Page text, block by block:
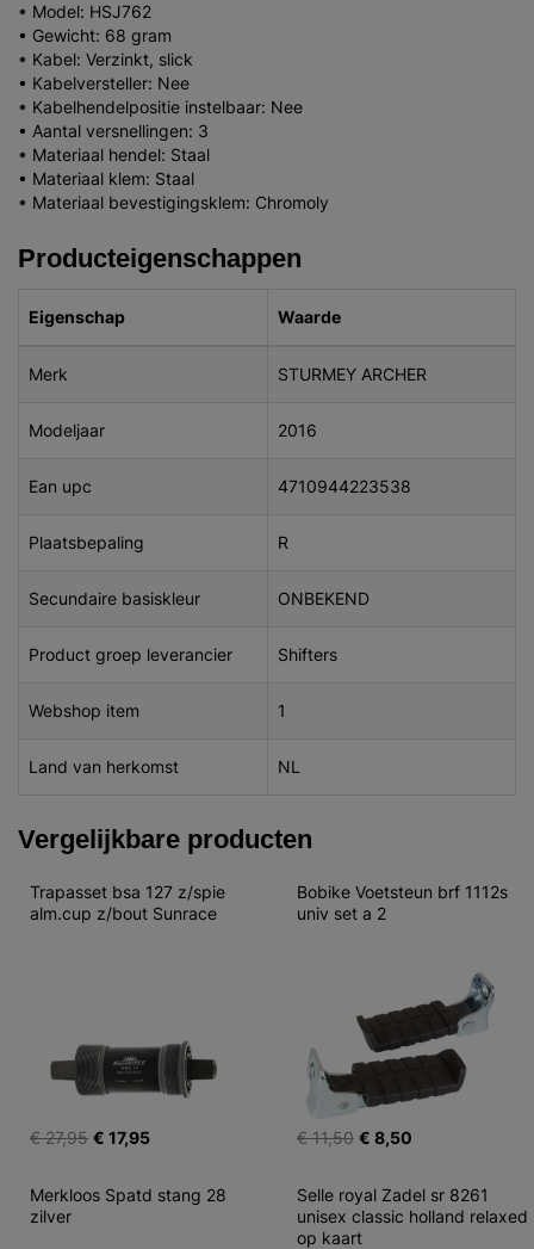
• Model: HSJ762
• Gewicht: 68 gram
• Kabel: Verzinkt, slick
• Kabelversteller: Nee
• Kabelhendelpositie instelbaar: Nee
• Aantal versnellingen: 3
• Materiaal hendel: Staal
• Materiaal klem: Staal
• Materiaal bevestigingsklem: Chromoly
Producteigenschappen
Eigenschap Waarde
Merk STURMEY ARCHER
Modeljaar 2016
Ean upc 4710944223538
Plaatsbepaling R
Secundaire basiskleur ONBEKEND
Product groep leverancier Shifters
Webshop item 1
Land van herkomst NL
Vergelijkbare producten
Trapasset bsa 127 z/spie
alm.cup z/bout Sunrace
€ 27,95 € 17,95
Bobike Voetsteun brf 1112s
univ set a 2
€ 11,50 € 8,50
Merkloos Spatd stang 28
zilver
Selle royal Zadel sr 8261
unisex classic holland relaxed
op kaart